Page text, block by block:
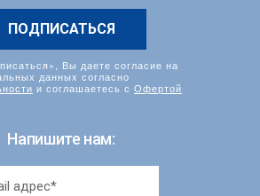
Вы даете согласие на
данных согласно
и соглашаетесь с Офертой
Напишите нам: